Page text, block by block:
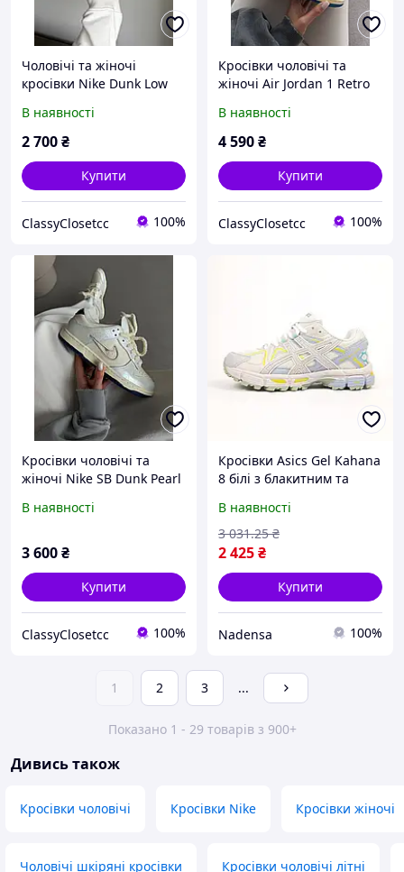
Чоловічі та жіночі
кросівки Nike Dunk Low
демісезонні преміум
брендове взуття
В наявності
2 700₴
Купити
ClassyClosetcc 100%
Кросівки чоловічі та
жіночі Air Jordan 1 Retro
демісезонні шкіряні
стильні
В наявності
4 590₴
Купити
ClassyClosetcc 100%
Кросівки чоловічі та
жіночі Nike SB Dunk Pearl
повсякденні темно-сині
В наявності
3 600₴
Купити
ClassyClosetcc 100%
Кросівки Asics Gel Kahana
8 білі з блакитним та
демісезонні жіночі
В наявності
2 425₴
3 031.25 ₴
Купити
Nadensa 100%
1 2 3 ...
Показано 1 - 29 товарів з 900+
Дивись також
Кросівки чоловічі Кросівки Nike Кросівки жіночі
Чоловічі шкіряні кросівки Кросівки чоловічі літні